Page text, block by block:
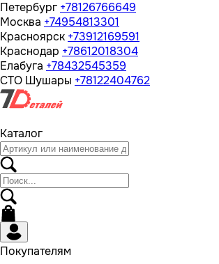
Петербург +78126766649
Москва +74954813301
Красноярск +73912169591
Краснодар +78612018304
Елабуга +78432545359
СТО Шушары +78122404762
Каталог
Покупателям